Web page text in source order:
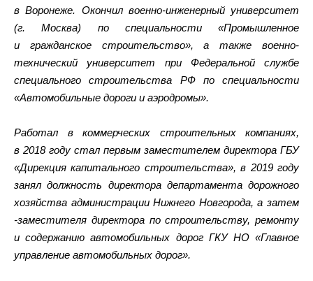
в Воронеже. Окончил военно-инженерный университет
(г. Москва) по специальности «Промышленное
и гражданское строительство», а также военно-
технический университет при Федеральной службе
специального строительства РФ по специальности
«Автомобильные дороги и аэродромы».
Работал в коммерческих строительных компаниях,
в 2018 году стал первым заместителем директора ГБУ
«Дирекция капитального строительства», в 2019 году
занял должность директора департамента дорожного
хозяйства администрации Нижнего Новгорода, а затем
-заместителя директора по строительству, ремонту
и содержанию автомобильных дорог ГКУ НО «Главное
управление автомобильных дорог».